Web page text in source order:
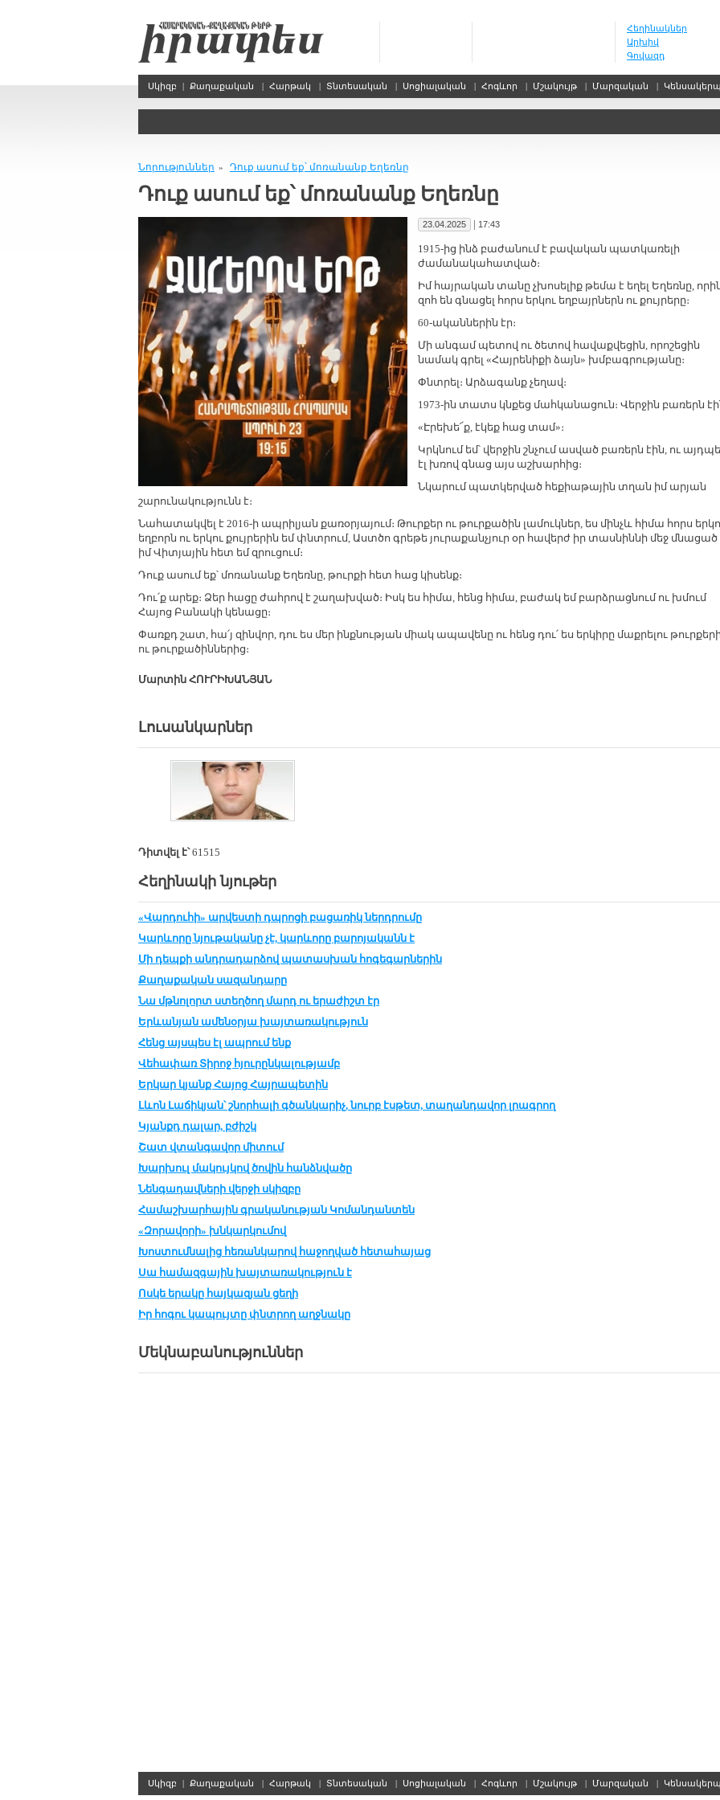
Հեղինակներ
Արխիվ
Գովազդ
Սկիզբ | Քաղաքական | Հարթակ | Տնտեսական | Սոցիալական | Հոգևոր | Մշակույթ | Մարզական | Կենսակերպ
Նորություններ » Դուք ասում եք՝ մոռանանք Եղեռնը
Դուք ասում եք՝ մոռանանք Եղեռնը
23.04.2025 | 17:43
1915-ից ինձ բաժանում է բավական պատկառելի
ժամանակահատված։
Իմ հայրական տանը չխոսելիք թեմա է եղել Եղեռնը,
զոհ են գնացել հորս երկու եղբայրներն ու քույրերը։
60-ականներին էր։
Մի անգամ պետով ու ծետով հավաքվեցին, որոշեցին
նամակ գրել «Հայրենիքի ձայն» խմբագրությանը։
Փնտրել։ Արձագանք չեղավ։
1973-ին տատս կնքեց մահկանացուն։ Վերջին բառերն
«Էրեխե՜ք, էկեք հաց տամ»։
Կրկնում եմ՝ վերջին շնչում ասված բառերն էին, ու
էլ խռով գնաց այս աշխարհից։
Նկարում պատկերված հեքիաթային տղան իմ արյան
շարունակությունն է։
Նահատակվել է 2016-ի ապրիլյան քառօրյայում։ Թուրքեր ու թուրքածին լամուկներ, ես մինչև հիմա հորս
եղբորն ու երկու քույրերին եմ փնտրում, Աստծո գրեթե յուրաքանչյուր օր հավերժ իր տասնիննի մեջ մնացած
իմ Վիտյային հետ եմ զրուցում։
Դուք ասում եք՝ մոռանանք Եղեռնը, թուրքի հետ հաց կիսենք։
Դու՛ք արեք։ Ձեր հացը ժահրով է շաղախված։ Իսկ ես հիմա, հենց հիմա, բաժակ եմ բարձրացնում ու խմում
Հայոց Բանակի կենացը։
Փառքդ շատ, հա՛յ զինվոր, դու ես մեր ինքնության միակ ապավենը ու հենց դու՛ ես երկիրը մաքրելու
ու թուրքածիններից։
Մարտին ՀՈՒՐԻԽԱՆՅԱՆ
Լուսանկարներ
Դիտվել է՝61515
Հեղինակի նյութեր
«Վարդուհի» արվեստի դպրոցի բացառիկ ներդրումը
Կարևորը նյութականը չէ, կարևորը բարոյականն է
Մի դեպքի անդրադարձով պատասխան հոգեգարներին
Քաղաքական սազանդարը
Նա մթնոլորտ ստեղծող մարդ ու երաժիշտ էր
Երևանյան ամենօրյա խայտառակություն
Հենց այսպես էլ ապրում ենք
Վեհափառ Տիրոջ հյուրընկալությամբ
Երկար կյանք Հայոց Հայրապետին
Լևոն Լաճիկյան՝ շնորհալի գծանկարիչ, նուրբ էսթետ, տաղանդավոր լրագրող
Կյանքդ դալար, բժիշկ
Շատ վտանգավոր միտում
Խարխուլ մակույկով ծովին հանձնվածը
Նենգադավների վերջի սկիզբը
Համաշխարհային գրականության Կոմանդանտեն
«Զորավորի» խնկարկումով
Խոստումնալից հեռանկարով հաջողված հետահայաց
Սա համազգային խայտառակություն է
Ոսկե երակը հայկազյան ցեղի
Իր հոգու կապույտը փնտրող աղջնակը
Մեկնաբանություններ
Սկիզբ | Քաղաքական | Հարթակ | Տնտեսական | Սոցիալական | Հոգևոր | Մշակույթ | Մարզական | Կենսակերպ